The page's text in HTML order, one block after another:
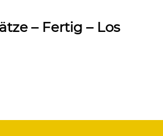
– Fertig – Los